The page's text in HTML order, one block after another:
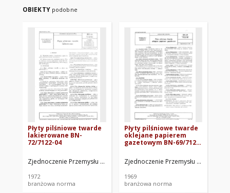
OBIEKTY podobne
Płyty pilśniowe twarde
lakierowane BN-
72/7122-04
Zjednoczenie Przemysłu Płyt, Sklejek i Zapałek. Oprac.
1972
branżowa norma
Płyty pilśniowe twarde
oklejane papierem
gazetowym BN-69/7122-
Zjednoczenie Przemysłu Płyt,
1969
branżowa norma